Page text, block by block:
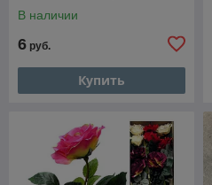
В наличии
6 руб.
Купить